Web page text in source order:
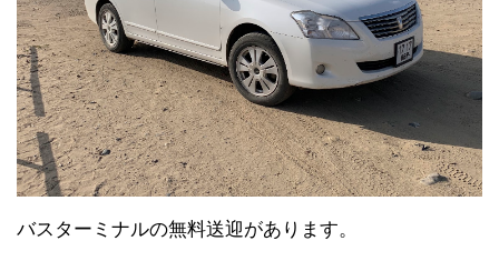
バスターミナルの無料送迎があります。